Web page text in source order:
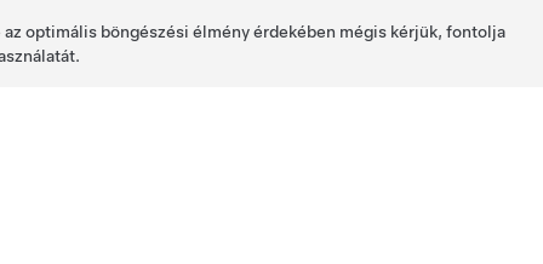
optimális böngészési élmény érdekében mégis kérjük, fontolja